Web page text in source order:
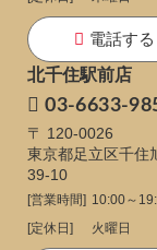
電話する
北千住駅前店
03-6633-
〒 120-0026
東京都足立区千住
39-10
[営業時間] 10:00～
[定休日]
火曜日